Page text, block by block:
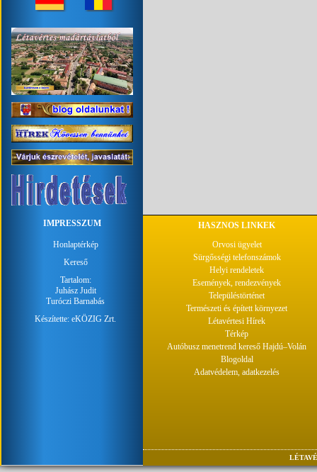
IMPRESSZUM
Honlaptérkép
Kereső
Tartalom:
Juhász Judit
Turóczi Barnabás
Készítette:eKÖZIG Zrt.
HASZNOS LINKEK
Orvosi ügyelet
Sürgősségi telefonszámok
Helyi rendeletek
Események, rendezvények
Településtörténet
Természeti és épített környezet
Létavértesi Hírek
Térkép
Autóbusz menetrend kereső Hajdú–Volán
Blogoldal
Adatvédelem, adatkezelés